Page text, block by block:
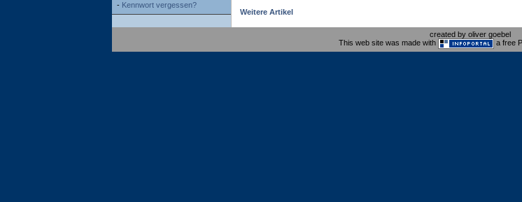
- Kennwort vergessen?
Weitere Artikel
created by oliver goebel
This web site was made with
a free